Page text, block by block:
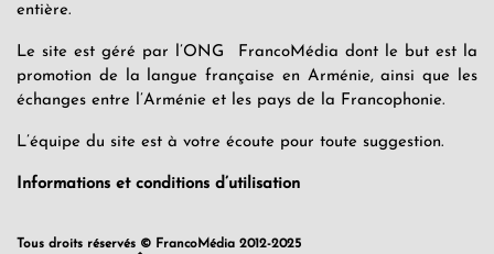
entière.
Le site est géré par l’ONG FrancoMédia dont le but est la
promotion de la langue française en Arménie, ainsi que les
échanges entre l’Arménie et les pays de la Francophonie.
L’équipe du site est à votre écoute pour toute suggestion.
Informations et conditions d’utilisation
Tous droits réservés © FrancoMédia 2012-2025